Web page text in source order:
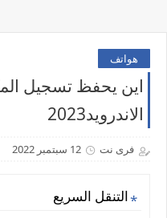
هواتف
اين يحفظ تسجيل
الاندرويد2023
فرى نت 12 سبتمبر 2022
التنقل السريع